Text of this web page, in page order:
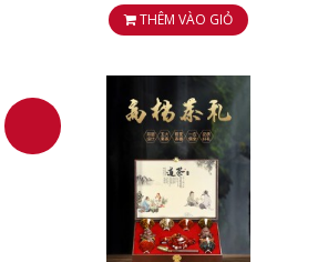
THÊM VÀO GIỎ